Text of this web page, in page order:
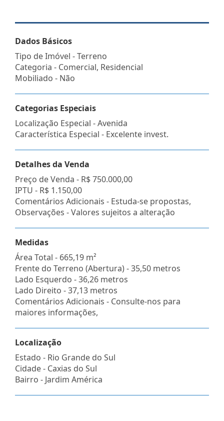
Dados Básicos
Tipo de Imóvel - Terreno
Categoria - Comercial, Residencial
Mobiliado - Não
Categorias Especiais
Localização Especial - Avenida
Característica Especial - Excelente invest.
Detalhes da Venda
Preço de Venda - R$ 750.000,00
IPTU - R$ 1.150,00
Comentários Adicionais - Estuda-se propostas,
Observações - Valores sujeitos a alteração
Medidas
Área Total - 665,19 m²
Frente do Terreno (Abertura) - 35,50 metros
Lado Esquerdo - 36,26 metros
Lado Direito - 37,13 metros
Comentários Adicionais - Consulte-nos para
maiores informações,
Localização
Estado - Rio Grande do Sul
Cidade - Caxias do Sul
Bairro - Jardim América